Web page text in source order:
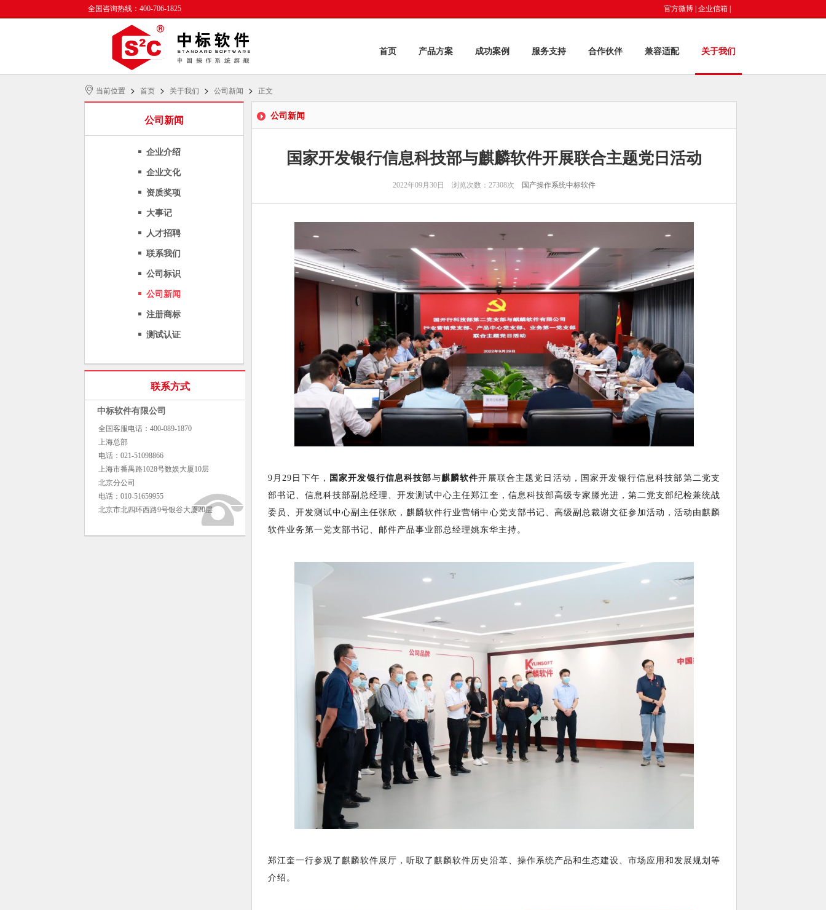
全国咨询热线：400-706-1825 官方微博 企业信箱
首页 产品方案 成功案例 服务支持 合作伙伴 兼容适配 关于我们
当前位置 > 首页 > 关于我们 > 公司新闻 > 正文
公司新闻
企业介绍
企业文化
资质奖项
大事记
人才招聘
联系我们
公司标识
公司新闻
注册商标
测试认证
联系方式
中标软件有限公司
全国客服电话：400-089-1870
上海总部
电话：021-51098866
上海市番禺路1028号数娱大厦10层
北京分公司
电话：010-51659955
北京市北四环西路9号银谷大厦20层
公司新闻
国家开发银行信息科技部与麒麟软件开展联合主题党日活动
2022年09月30日 浏览次数：27308次 国产操作系统中标软件
9月29日下午， 国家开发银行信息科技部与麒麟软件开展联合主题党日活动，国家开发银行信息科技部第二党支
部书记、信息科技部副总经理、开发测试中心主任郑江奎，信息科技部高级专家滕光进，第二党支部纪检兼统战
委员、开发测试中心副主任张欣，麒麟软件行业营销中心党支部书记、高级副总裁谢文征参加活动，活动由麒麟
软件业务第一党支部书记、邮件产品事业部总经理姚东华主持。
郑江奎一行参观了麒麟软件展厅，听取了麒麟软件历史沿革、操作系统产品和生态建设、市场应用和发展规划等
介绍。